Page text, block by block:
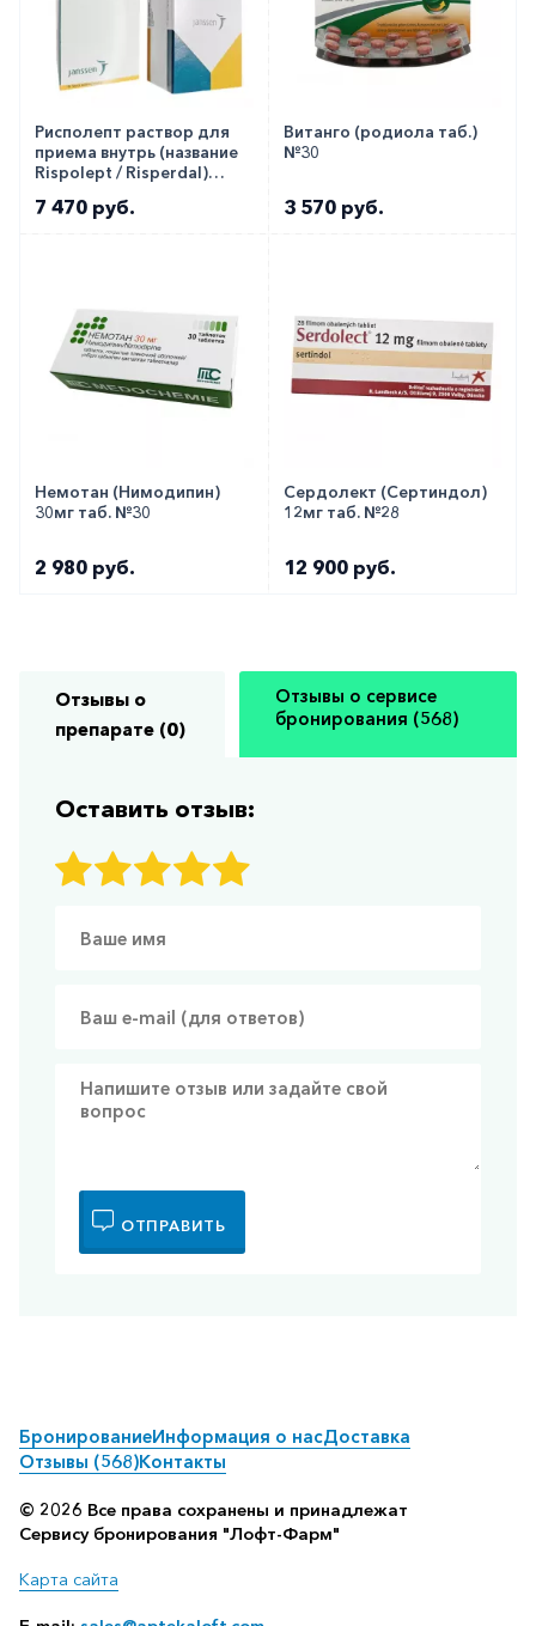
Рисполепт раствор для
приема внутрь (название
Rispolept / Risperdal)
7 470 руб.
Витанго (родиола таб.)
№30
3 570 руб.
Немотан (Нимодипин)
30мг таб. №30
2 980 руб.
Сердолект (Сертиндол)
12мг таб. №28
12 900 руб.
Отзывы о
препарате (0)
Отзывы о сервисе
бронирования (568)
Оставить отзыв:
ОТПРАВИТЬ
БронированиеИнформация о насДоставка
Отзывы (568)Контакты
© 2026 Все права сохранены и принадлежат
Сервису бронирования "Лофт-Фарм"
Карта сайта